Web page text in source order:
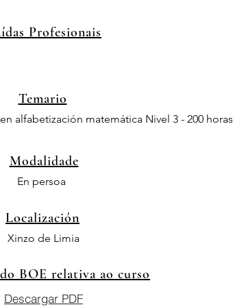
Profesionais
Temario
alfabetización matemática Nivel 3 - 200 horas
Modalidade
En persoa
Localización
Xinzo de Limia
BOE relativa ao curso
Descargar PDF